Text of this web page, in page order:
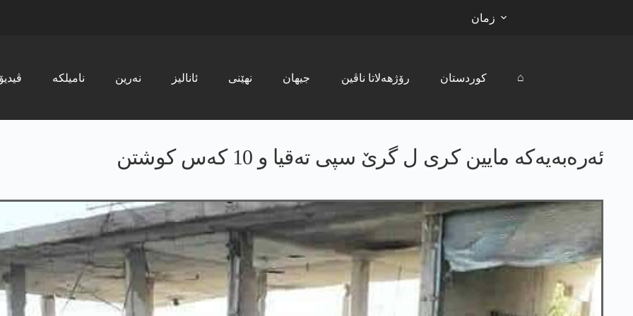
زمان
ڤیدیۆ نامیلکە نەرین ئانالیز نھێنی جیھان رۆژھەلاتا ناڤین کوردستان ⌂
ئه‌ره‌به‌یه‌كه‌ مایین كری ل گرێ سپی ته‌قیا و 10 كه‌س كوشتن